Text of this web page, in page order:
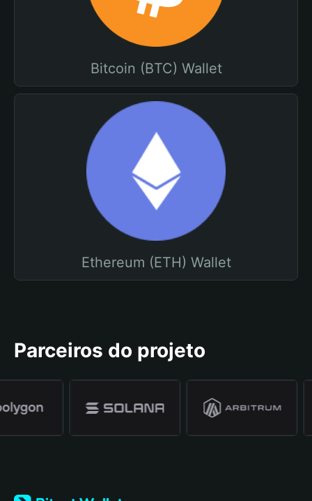
Bitcoin (BTC) Wallet
Ethereum (ETH) Wallet
Parceiros do projeto